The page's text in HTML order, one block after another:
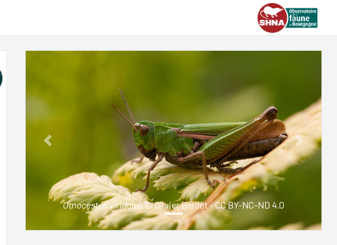
Omocestus viridulus© Olivier Bardet - CC BY-NC-ND 4.0
Previous Next